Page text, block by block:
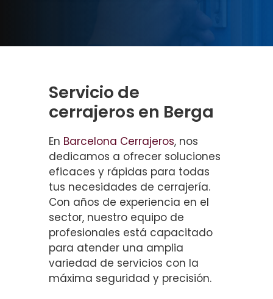
Servicio de
cerrajeros en Berga
En Barcelona Cerrajeros, nos
dedicamos a ofrecer soluciones
eficaces y rápidas para todas
tus necesidades de cerrajería.
Con años de experiencia en el
sector, nuestro equipo de
profesionales está capacitado
para atender una amplia
variedad de servicios con la
máxima seguridad y precisión.